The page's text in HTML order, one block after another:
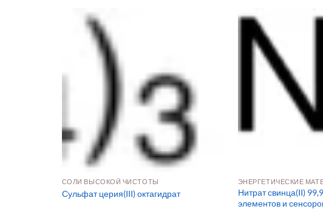
СОЛИ ВЫСОКОЙ ЧИСТОТЫ
Сульфат церия(III) октагидрат
ЭНЕРГЕТИЧЕСКИЕ
Нитрат свинца(II)
элементов и